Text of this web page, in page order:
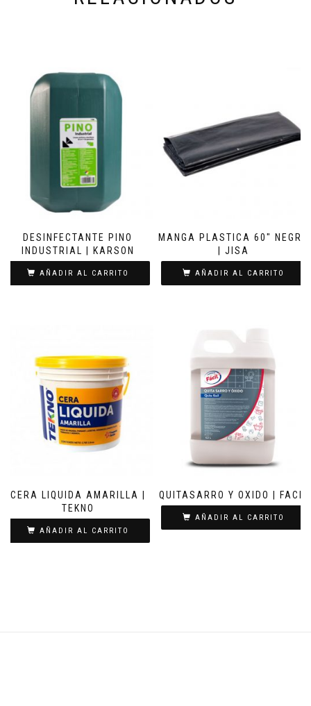
DESINFECTANTE PINO
INDUSTRIAL | KARSON
AÑADIR AL CARRITO
MANGA PLASTICA 60″ NEGRO
| JISA
AÑADIR AL CARRITO
CERA LIQUIDA AMARILLA |
TEKNO
AÑADIR AL CARRITO
QUITASARRO Y OXIDO | FACIL
AÑADIR AL CARRITO